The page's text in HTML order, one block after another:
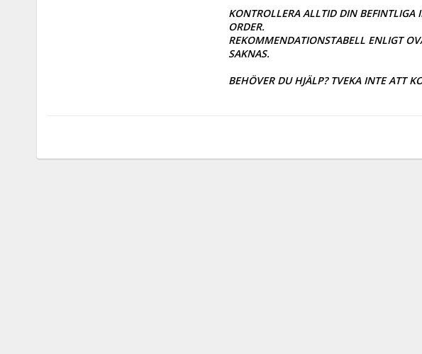
KONTROLLERA ALLTID DIN
ORDER.
REKOMMENDATIONSTABELL ENLIGT
SAKNAS.
BEHÖVER DU HJÄLP? TVEKA INTE ATT